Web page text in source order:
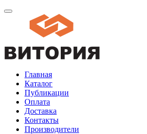
Главная
Каталог
Публикации
Оплата
Доставка
Контакты
Производители